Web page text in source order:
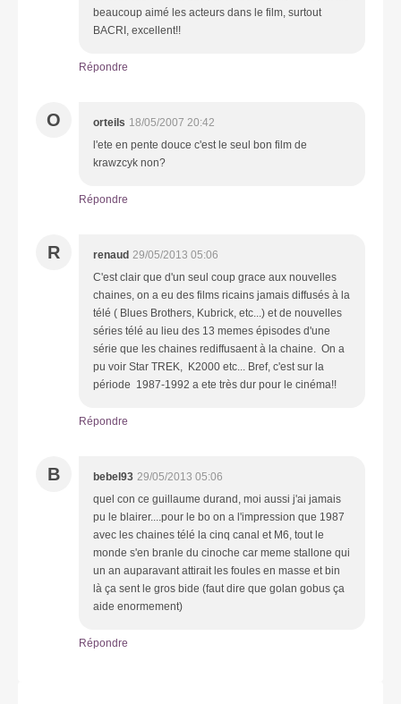
beaucoup aimé les acteurs dans le film, surtout
BACRI, excellent!!
Répondre
O orteils 18/05/2007 20:42
l'ete en pente douce c'est le seul bon film de
krawzcyk non?
Répondre
R renaud 29/05/2013 05:06
C'est clair que d'un seul coup grace aux nouvelles
chaines, on a eu des films ricains jamais diffusés à la
télé ( Blues Brothers, Kubrick, etc...) et de nouvelles
séries télé au lieu des 13 memes épisodes d'une
série que les chaines rediffusaent à la chaine. On a
pu voir Star TREK, K2000 etc... Bref, c'est sur la
période 1987-1992 a ete très dur pour le cinéma!!
Répondre
B bebel93 29/05/2013 05:06
quel con ce guillaume durand, moi aussi j'ai jamais
pu le blairer....pour le bo on a l'impression que 1987
avec les chaines télé la cinq canal et M6, tout le
monde s'en branle du cinoche car meme stallone qui
un an auparavant attirait les foules en masse et bin
là ça sent le gros bide (faut dire que golan gobus ça
aide enormement)
Répondre